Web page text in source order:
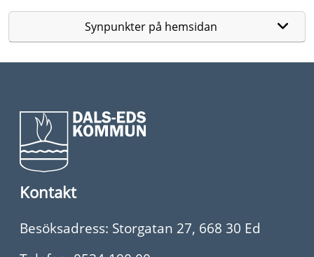
Synpunkter på hemsidan
Kontakt
Besöksadress: Storgatan 27, 668 30 Ed